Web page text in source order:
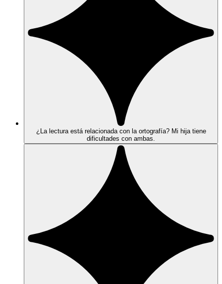
¿La lectura está relacionada con la ortografía? Mi hija tiene
dificultades con ambas.